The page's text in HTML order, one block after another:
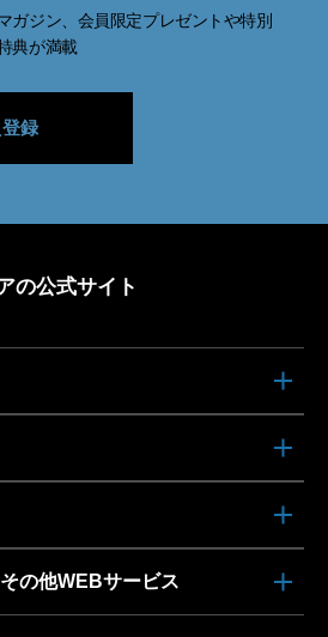
ガジン、会員限定プレゼントや特別
典が満載
録
の公式サイト
の他WEBサービス